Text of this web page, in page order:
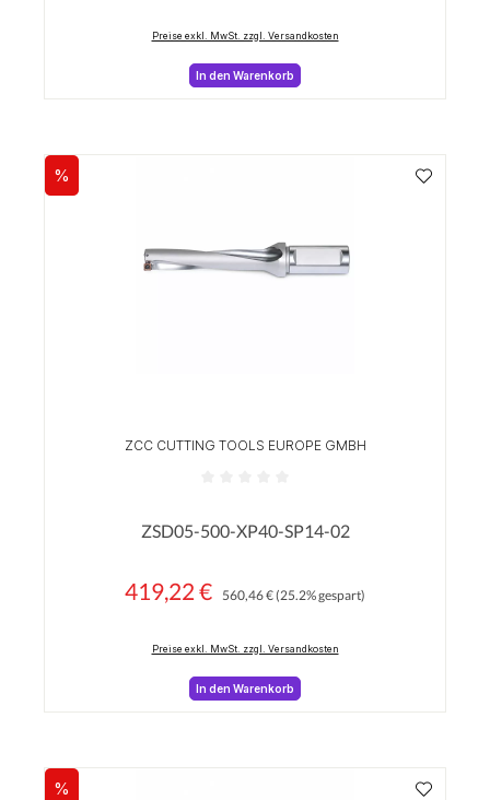
Preise exkl. MwSt. zzgl. Versandkosten
In den Warenkorb
Rabatt
%
ZCC CUTTING TOOLS EUROPE GMBH
ZSD05-500-XP40-SP14-02
Verkaufspreis:
419,22 € 560,46 €(25.2% gespart)
Preise exkl. MwSt. zzgl. Versandkosten
In den Warenkorb
%